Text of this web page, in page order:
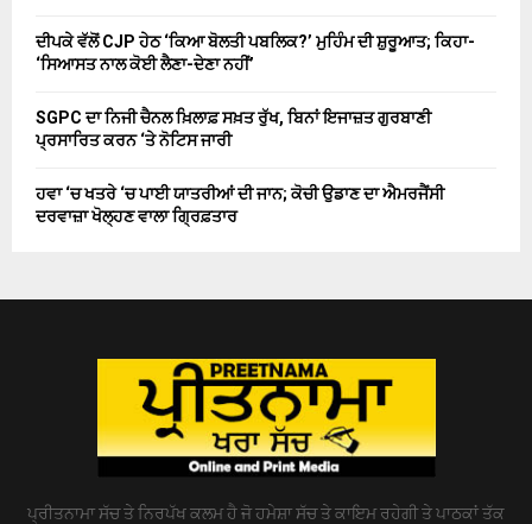
ਦੀਪਕੇ ਵੱਲੋਂ CJP ਹੇਠ ‘ਕਿਆ ਬੋਲਤੀ ਪਬਲਿਕ?’ ਮੁਹਿੰਮ ਦੀ ਸ਼ੁਰੂਆਤ; ਕਿਹਾ-
‘ਸਿਆਸਤ ਨਾਲ ਕੋਈ ਲੈਣਾ-ਦੇਣਾ ਨਹੀਂ’
SGPC ਦਾ ਨਿਜੀ ਚੈਨਲ ਖ਼ਿਲਾਫ਼ ਸਖ਼ਤ ਰੁੱਖ, ਬਿਨਾਂ ਇਜਾਜ਼ਤ ਗੁਰਬਾਣੀ
ਪ੍ਰਸਾਰਿਤ ਕਰਨ ‘ਤੇ ਨੋਟਿਸ ਜਾਰੀ
ਹਵਾ ‘ਚ ਖਤਰੇ ‘ਚ ਪਾਈ ਯਾਤਰੀਆਂ ਦੀ ਜਾਨ; ਕੋਚੀ ਉਡਾਣ ਦਾ ਐਮਰਜੈਂਸੀ
ਦਰਵਾਜ਼ਾ ਖੋਲ੍ਹਣ ਵਾਲਾ ਗ੍ਰਿਫ਼ਤਾਰ
ਪ੍ਰੀਤਨਾਮਾ ਸੱਚ ਤੇ ਨਿਰਪੱਖ ਕਲਮ ਹੈ ਜੋ ਹਮੇਸ਼ਾ ਸੱਚ ਤੇ ਕਾਇਮ ਰਹੇਗੀ ਤੇ ਪਾਠਕਾਂ ਤੱਕ